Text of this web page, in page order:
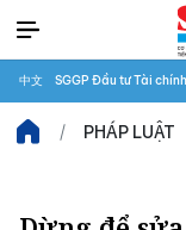
中文 SGGP Đầu tư Tài chính
PHÁP LUẬT